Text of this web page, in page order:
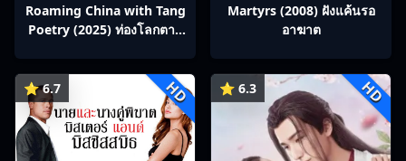
Roaming China with Tang
Poetry (2025) ท่องโลกตาม
Martyrs (2008) ฝังแค้นรอ
อาฆาต
⭐ 6.7 HD ⭐ 6.3 HD